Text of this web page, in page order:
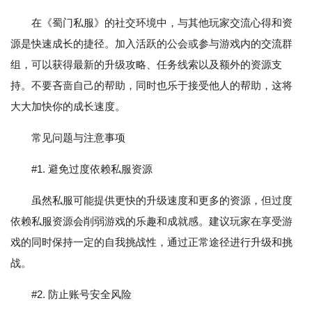
在《蜀门私服》的社交环境中，与其他玩家交流心得和资
源是快速成长的捷径。加入活跃的公会或参与游戏内的交流群
组，可以获得最新的升级攻略、任务线索以及额外的资源支
持。不要吝啬自己的帮助，同时也乐于接受他人的帮助，这将
大大加快你的成长速度。
常见问题与注意事项
#1. 避免过度依赖私服资源
虽然私服可能提供更快的升级速度和更多的资源，但过度
依赖私服资源会削弱游戏的乐趣和成就感。建议玩家在享受游
戏的同时保持一定的自我挑战性，通过正常途径进行升级和挑
战。
#2. 防止账号安全风险